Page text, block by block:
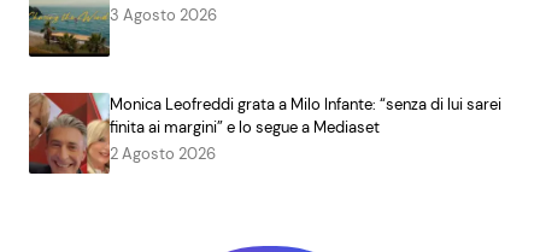
3 Agosto 2026
Monica Leofreddi grata a Milo Infante: “senza di lui sarei
finita ai margini” e lo segue a Mediaset
2 Agosto 2026